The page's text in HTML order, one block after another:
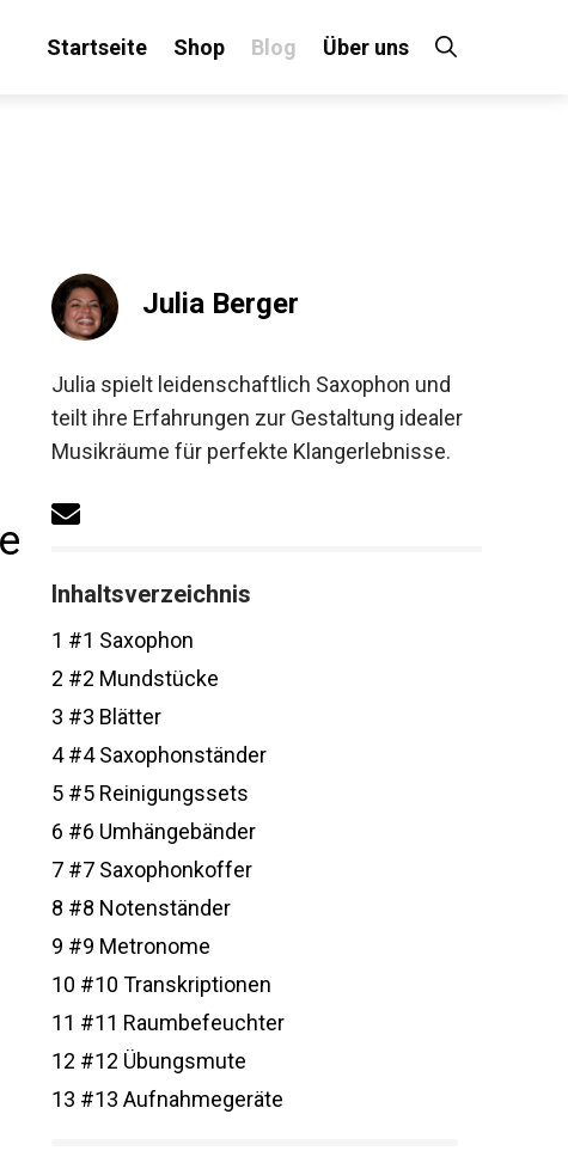
Startseite Shop Blog Über uns
Julia Berger
Julia spielt leidenschaftlich Saxophon und
teilt ihre Erfahrungen zur Gestaltung idealer
Musikräume für perfekte Klangerlebnisse.
Inhaltsverzeichnis
#1 Saxophon
#2 Mundstücke
#3 Blätter
#4 Saxophonständer
#5 Reinigungssets
#6 Umhängebänder
#7 Saxophonkoffer
#8 Notenständer
#9 Metronome
10#10 Transkriptionen
11#11 Raumbefeuchter
12#12 Übungsmute
13#13 Aufnahmegeräte